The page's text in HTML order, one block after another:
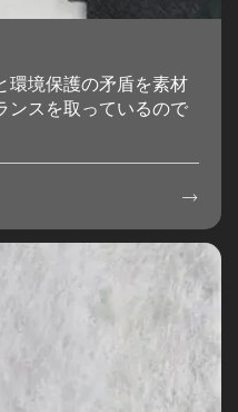
環境保護の矛盾を素材
ンスを取っているので
